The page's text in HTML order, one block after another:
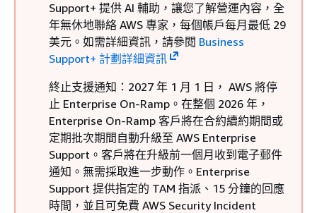
Support+ 提供 AI 輔助，讓您了解營運內容，全
年無休地聯絡 AWS 專家，每個帳戶每月最低 29
美元。如需詳細資訊，請參閱 Business
Support+ 計劃詳細資訊
終止支援通知：2027 年 1 月 1 日， AWS 將停
止 Enterprise On-Ramp。在整個 2026 年，
Enterprise On-Ramp 客戶將在合約續約期間或
定期批次期間自動升級至 AWS Enterprise
Support。客戶將在升級前一個月收到電子郵件
通知。無需採取進一步動作。Enterprise
Support 提供指定的 TAM 指派、15 分鐘的回應
時間，並且可免費 AWS Security Incident